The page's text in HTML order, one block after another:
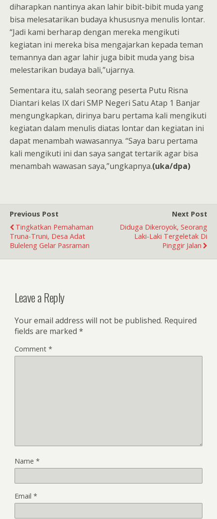
diharapkan nantinya akan lahir bibit-bibit muda yang
bisa melesatarikan budaya khususnya menulis lontar.
“Jadi kami berharap dengan mereka mengikuti
kegiatan ini mereka bisa mengajarkan kepada teman
temannya dan agar lahir juga bibit muda yang bisa
melestarikan budaya bali,”ujarnya.
Sementara itu, salah seorang peserta Putu Risna
Diantari kelas IX dari SMP Negeri Satu Atap 1 Banjar
mengungkapkan, dirinya baru pertama kali mengikuti
kegiatan dalam menulis diatas lontar dan kegiatan ini
dapat menambah wawasannya. “Saya baru pertama
kali mengikuti ini dan saya sangat tertarik agar bisa
menambah wawasan saya,”ungkapnya.(uka/dpa)
Previous Post
Tingkatkan Pemahaman
Truna-Truni, Desa Adat
Buleleng Gelar Pasraman
Next Post
Diduga Dikeroyok, Seorang
Laki-Laki Tergeletak Di
Pinggir Jalan
Leave a Reply
Your email address will not be published. Required
fields are marked *
Comment *
Name *
Email *